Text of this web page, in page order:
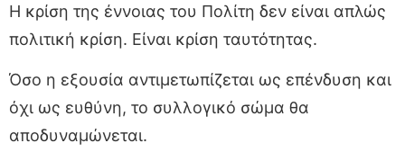
Η κρίση της έννοιας του Πολίτη δεν είναι απλώς
πολιτική κρίση. Είναι κρίση ταυτότητας.
Όσο η εξουσία αντιμετωπίζεται ως επένδυση και
όχι ως ευθύνη, το συλλογικό σώμα θα
αποδυναμώνεται.